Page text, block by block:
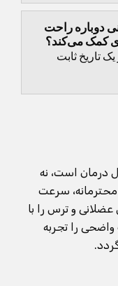
دوباره راحت
کمک می‌کند؟
تاریخ ثابت
درمان است، نه
سرعت
و ترس را با
واضحی را تجربه